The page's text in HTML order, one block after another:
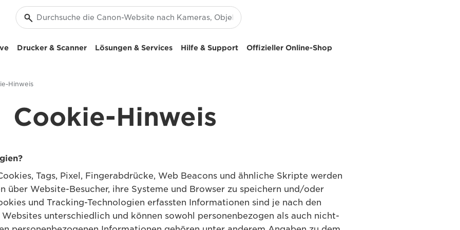
Drucker & Scanner Lösungen & Services Hilfe & Support Offizieller Online-Shop
Hinweis
Cookie-Hinweis
Tags, Pixel, Fingerabdrücke, Web Beacons und ähnliche Skripte werden
über Website-Besucher, ihre Systeme und Browser zu speichern und/oder
und Tracking-Technologien erfassten Informationen sind je nach den
unterschiedlich und können sowohl personenbezogen als auch nicht-